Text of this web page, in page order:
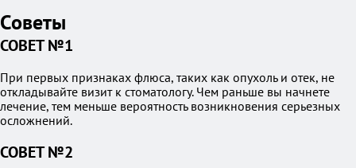
Советы
СОВЕТ №1
При первых признаках флюса, таких как опухоль и отек, не
откладывайте визит к стоматологу. Чем раньше вы начнете
лечение, тем меньше вероятность возникновения серьезных
осложнений.
СОВЕТ №2